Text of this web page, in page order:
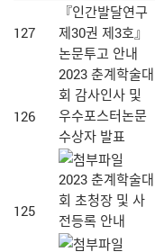
127
『인간발달연구
제30권 제3호』
논문투고 안내
126
2023 춘계학술대
회 감사인사 및
우수포스터논문
수상자 발표
125
2023 춘계학술대
회 초청장 및 사
전등록 안내